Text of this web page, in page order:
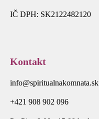
IČ DPH: SK2122482120
Kontakt
info@spiritualnakomnata.sk
+421 908 902 096